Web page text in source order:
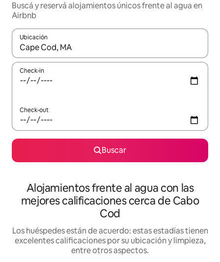
Buscá y reservá alojamientos únicos frente al agua en
Airbnb
Ubicación
Cuando los resultados estén disponibles, navegá con las
Check-in
Check-out
Buscar
Alojamientos frente al agua con las
mejores calificaciones cerca de Cabo
Cod
Los huéspedes están de acuerdo: estas estadías tienen
excelentes calificaciones por su ubicación y limpieza,
entre otros aspectos.